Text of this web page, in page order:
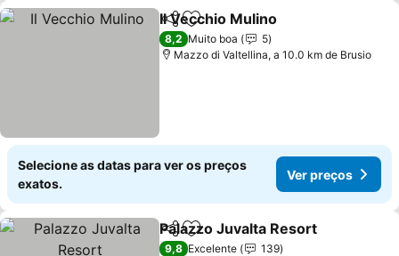
PartilharAdicionar aos favoritos
Il Vecchio Mulino
8,2 Muito boa
5
Mazzo di Valtellina, a 10.0 km de Brusio
Selecione as datas para ver os preços
exatos.
Ver preços
PartilharAdicionar aos favoritos
Palazzo Juvalta Resort
9,8 Excelente
139